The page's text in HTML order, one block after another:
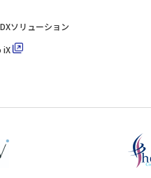
ソリューション
iX